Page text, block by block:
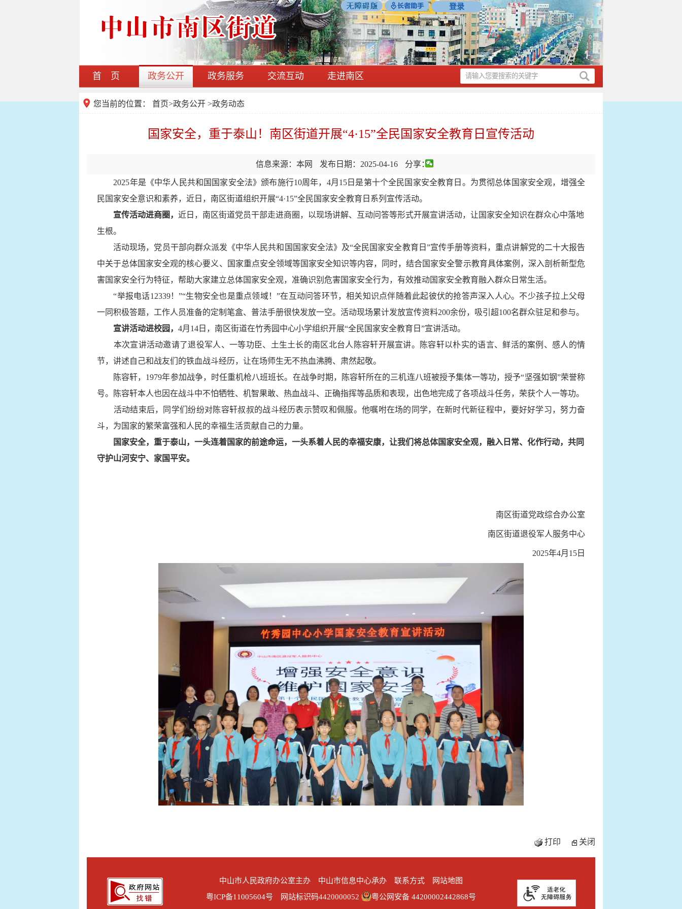
登录
首 页 政务公开 政务服务 交流互动 走进南区
您当前的位置： 首页>政务公开 >政务动态
国家安全，重于泰山！南区街道开展“4·15”全民国家安全教育日宣传活动
信息来源：本网 发布日期：2025-04-16 分享：
2025年是《中华人民共和国国家安全法》颁布施行10周年，4月15日是第十个全民国家安全教育日。为贯彻总体国家安全观，增强全
民国家安全意识和素养，近日，南区街道组织开展“4·15”全民国家安全教育日系列宣传活动。
宣传活动进商圈， 近日，南区街道党员干部走进商圈，以现场讲解、互动问答等形式开展宣讲活动，让国家安全知识在群众心中落地
生根。
活动现场，党员干部向群众派发《中华人民共和国国家安全法》及“全民国家安全教育日”宣传手册等资料，重点讲解党的二十大报告
中关于总体国家安全观的核心要义、国家重点安全领域等国家安全知识等内容，同时，结合国家安全警示教育具体案例，深入剖析新型危
害国家安全行为特征，帮助大家建立总体国家安全观，准确识别危害国家安全行为，有效推动国家安全教育融入群众日常生活。
“举报电话12339！”“生物安全也是重点领域！”在互动问答环节，相关知识点伴随着此起彼伏的抢答声深入人心。不少孩子拉上父母
一同积极答题，工作人员准备的定制笔盒、普法手册很快发放一空。活动现场累计发放宣传资料200余份，吸引超100名群众驻足和参与。
宣讲活动进校园， 4月14日，南区街道在竹秀园中心小学组织开展“全民国家安全教育日”宣讲活动。
本次宣讲活动邀请了退役军人、一等功臣、土生土长的南区北台人陈容轩开展宣讲。陈容轩以朴实的语言、鲜活的案例、感人的情
节，讲述自己和战友们的铁血战斗经历，让在场师生无不热血沸腾、肃然起敬。
陈容轩，1979年参加战争，时任重机枪八班班长。在战争时期，陈容轩所在的三机连八班被授予集体一等功，授予“坚强如钢”荣誉称
号。陈容轩本人也因在战斗中不怕牺牲、机智果敢、热血战斗、正确指挥等品质和表现，出色地完成了各项战斗任务，荣获个人一等功。
活动结束后，同学们纷纷对陈容轩叔叔的战斗经历表示赞叹和佩服。他嘱咐在场的同学，在新时代新征程中，要好好学习，努力奋
斗，为国家的繁荣富强和人民的幸福生活贡献自己的力量。
国家安全，重于泰山， 一头连着国家的前途命运， 一头系着人民的幸福安康， 让我们将总体国家安全观， 融入日常、化作行动， 共同
守护山河安宁、家国平安。
南区街道党政综合办公室
南区街道退役军人服务中心
2025年4月15日
打印 关闭
中山市人民政府办公室主办 中山市信息中心承办 联系方式
网站地图
粤ICP备11005604号 网站标识码4420000052 粤公网安备 44200002442868号